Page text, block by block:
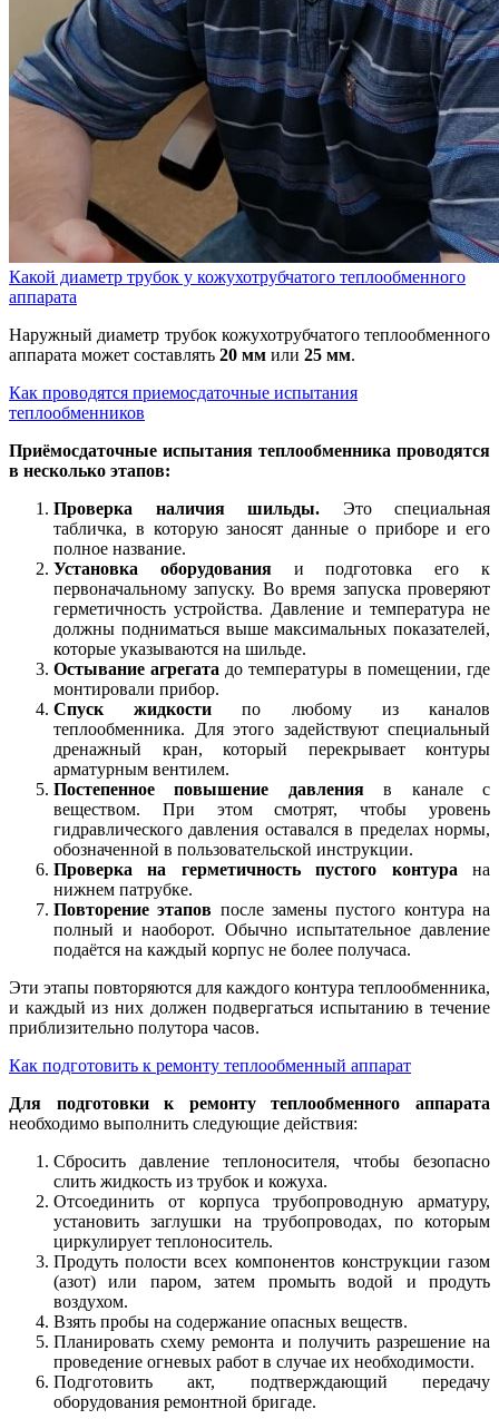
Какой диаметр трубок у кожухотрубчатого теплообменного
аппарата
Наружный диаметр трубок кожухотрубчатого теплообменного
аппарата может составлять 20 мм или 25 мм.
Как проводятся приемосдаточные испытания
теплообменников
Приёмосдаточные испытания теплообменника проводятся
в несколько этапов:
Проверка наличия шильды. Это специальная
табличка, в которую заносят данные о приборе и его
полное название.
Установка оборудованияи подготовка его к
первоначальному запуску. Во время запуска проверяют
герметичность устройства. Давление и температура не
должны подниматься выше максимальных показателей,
которые указываются на шильде.
Остывание агрегата до температуры в помещении, где
монтировали прибор.
Спуск жидкости по любому из каналов
теплообменника. Для этого задействуют специальный
дренажный кран, который перекрывает контуры
арматурным вентилем.
Постепенное повышение давленияв канале с
веществом. При этом смотрят, чтобы уровень
гидравлического давления оставался в пределах нормы,
обозначенной в пользовательской инструкции.
Проверка на герметичность пустого контура на
нижнем патрубке.
Повторение этапов после замены пустого контура на
полный и наоборот. Обычно испытательное давление
подаётся на каждый корпус не более получаса.
Эти этапы повторяются для каждого контура теплообменника,
и каждый из них должен подвергаться испытанию в течение
приблизительно полутора часов.
Как подготовить к ремонту теплообменный аппарат
Для подготовки к ремонту теплообменного аппарата
необходимо выполнить следующие действия:
Сбросить давление теплоносителя, чтобы безопасно
слить жидкость из трубок и кожуха.
Отсоединить от корпуса трубопроводную арматуру,
установить заглушки на трубопроводах, по которым
циркулирует теплоноситель.
Продуть полости всех компонентов конструкции газом
(азот) или паром, затем промыть водой и продуть
воздухом.
Взять пробы на содержание опасных веществ.
Планировать схему ремонта и получить разрешение на
проведение огневых работ в случае их необходимости.
Подготовить акт, подтверждающий передачу
оборудования ремонтной бригаде.